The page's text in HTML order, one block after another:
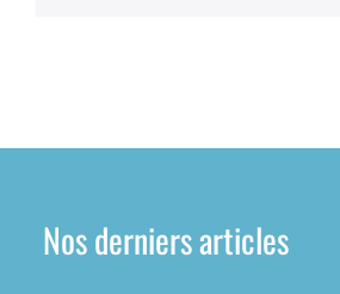
Nos derniers articles